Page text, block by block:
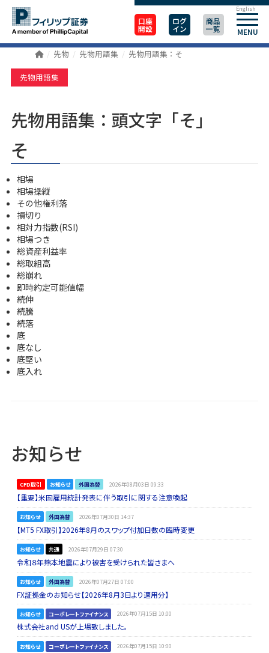
口座
開設
ログ
イン
商品
一覧 MENU
English
先物 先物用語集 先物用語集：そ
先物用語集
先物用語集：頭文字「そ」
そ
相場
相場操縦
その他権利落
損切り
相対力指数(RSI)
相場つき
総資産利益率
総取組高
総崩れ
即時約定可能値幅
続伸
続騰
続落
底
底なし
底堅い
底入れ
お知らせ
CFD取引 お知らせ 外国為替 2026年08月03日 09:33
【重要】米国雇用統計発表に伴う取引に関する注意喚起
お知らせ 外国為替 2026年07月30日 14:37
【MT5 FX取引】2026年8月のスワップ付加日数の臨時変更
お知らせ 共通 2026年07月29日 07:30
令和８年熊本地震により被害を受けられた皆さまへ
お知らせ 外国為替 2026年07月27日 07:00
FX証拠金のお知らせ【2026年8月3日より適用分】
お知らせ コーポレートファイナンス 2026年07月15日 10:00
株式会社and USが上場致しました。
お知らせ コーポレートファイナンス 2026年07月15日 10:00